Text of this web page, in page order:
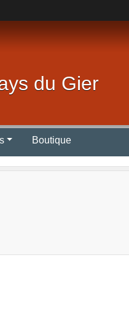
du Gier
Boutique